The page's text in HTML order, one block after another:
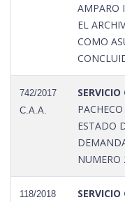
AMPARO
EL
COMO
742/2017
C.A.A.
SERVICIO
ESTADO
118/2018
SERVICIO